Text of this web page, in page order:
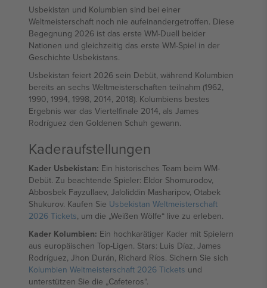
Usbekistan und Kolumbien sind bei einer
Weltmeisterschaft noch nie aufeinandergetroffen. Diese
Begegnung 2026 ist das erste WM-Duell beider
Nationen und gleichzeitig das erste WM-Spiel in der
Geschichte Usbekistans.
Usbekistan feiert 2026 sein Debüt, während Kolumbien
bereits an sechs Weltmeisterschaften teilnahm (1962,
1990, 1994, 1998, 2014, 2018). Kolumbiens bestes
Ergebnis war das Viertelfinale 2014, als James
Rodríguez den Goldenen Schuh gewann.
Kaderaufstellungen
Kader Usbekistan: Ein historisches Team beim WM-
Debüt. Zu beachtende Spieler: Eldor Shomurodov,
Abbosbek Fayzullaev, Jaloliddin Masharipov, Otabek
Shukurov. Kaufen Sie Usbekistan Weltmeisterschaft
2026 Tickets, um die „Weißen Wölfe“ live zu erleben.
Kader Kolumbien: Ein hochkarätiger Kader mit Spielern
aus europäischen Top-Ligen. Stars: Luis Díaz, James
Rodríguez, Jhon Durán, Richard Ríos. Sichern Sie sich
Kolumbien Weltmeisterschaft 2026 Tickets und
unterstützen Sie die „Cafeteros“.